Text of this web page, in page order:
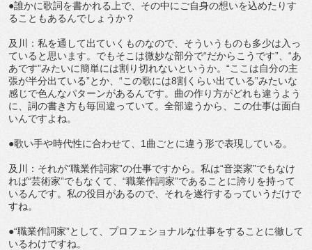
●誰かに歌詞を書かれる上で、その中にご自身の想いを込めたりす
ることもあるんでしょうか？
及川：私を通して出ていくものなので、そういうものも多少は入っ
ていると思います。でもそこは微妙な部分で“だからこうです”、“あ
あです”みたいに簡単には割り切れないというか。“ここは自分の主
張が半分出ている”とか、“この歌には8割くらい出ている”みたいな
感じで色んなパターンがあるんです。曲の作り方がどれも違うよう
に、詞の書き方も毎回違っていて。全部違うから、この仕事は面白
いんですよね。
●歌い手や時代性に合わせて、1曲ごとに違う形で表現している。
及川：それが“職業作詞家”の仕事ですから。私は“音楽家”でもなけ
れば“芸術家”でもなくて、“職業作詞家”であることに誇りを持って
いるんです。私の役目があるので、それを遂行するっていうだけで
すね。
●“職業作詞家”として、プロフェショナルな仕事をすることに徹して
いるわけですね。